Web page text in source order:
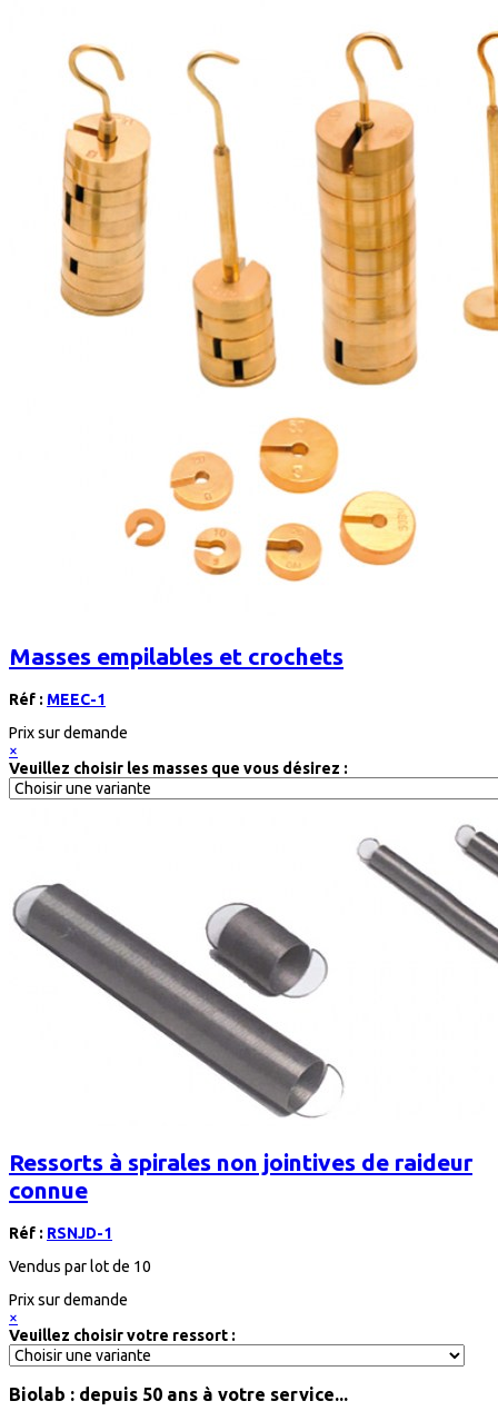
Masses empilables et crochets
Réf : MEEC-1
Prix sur demande
×
Veuillez choisir les masses que vous désirez :
Ressorts à spirales non jointives de raideur
connue
Réf : RSNJD-1
Vendus par lot de 10
Prix sur demande
×
Veuillez choisir votre ressort :
Biolab : depuis 50 ans à votre service...